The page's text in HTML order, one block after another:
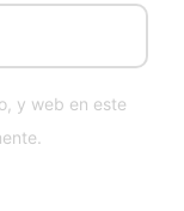
y web en este